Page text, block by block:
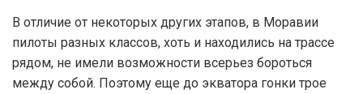
В отличие от некоторых других этапов, в Моравии
пилоты разных классов, хоть и находились на трассе
рядом, не имели возможности всерьез бороться
между собой. Поэтому еще до экватора гонки трое